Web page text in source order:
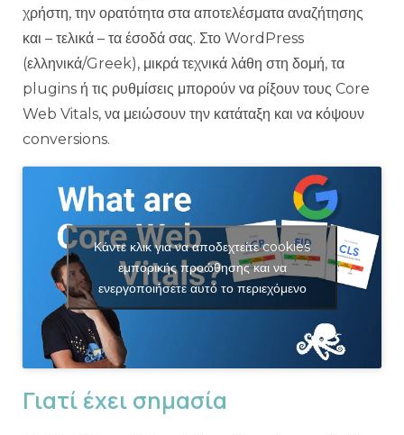
χρήστη, την ορατότητα στα αποτελέσματα αναζήτησης
και – τελικά – τα έσοδά σας. Στο WordPress
(ελληνικά/Greek), μικρά τεχνικά λάθη στη δομή, τα
plugins ή τις ρυθμίσεις μπορούν να ρίξουν τους Core
Web Vitals, να μειώσουν την κατάταξη και να κόψουν
conversions.
Κάντε κλικ για να αποδεχτείτε cookies
εμπορικής προώθησης και να
ενεργοποιήσετε αυτό το περιεχόμενο
Γιατί έχει σημασία